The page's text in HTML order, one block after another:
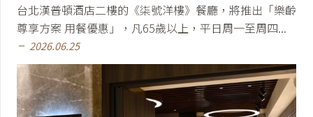
台北漢普頓酒店二樓的《柒號洋樓》餐廳，將推出「樂齡
尊享方案 用餐優惠」，凡65歲以上，平日周一至周四...
remove 2026.06.25